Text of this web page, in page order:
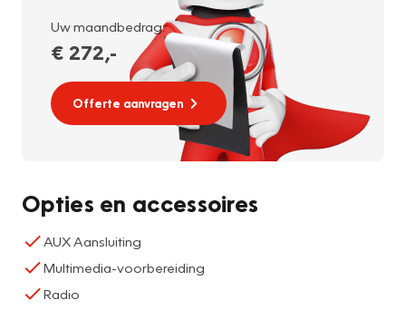
Uw maandbedrag:
€ 272,-
Offerte aanvragen
Opties en accessoires
AUX Aansluiting
Multimedia-voorbereiding
Radio